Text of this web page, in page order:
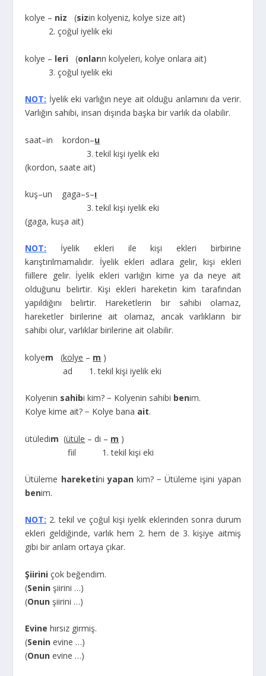
kolye – niz (sizin kolyeniz, kolye size ait)
2. çoğul iyelik eki
kolye – leri (onların kolyeleri, kolye onlara ait)
3. çoğul iyelik eki
NOT: İyelik eki varlığın neye ait olduğu anlamını da verir.
Varlığın sahibi, insan dışında başka bir varlık da olabilir.
saat–in kordon–u
3. tekil kişi iyelik eki
(kordon, saate ait)
kuş–un gaga–s–ı
3. tekil kişi iyelik eki
(gaga, kuşa ait)
NOT: İyelik ekleri ile kişi ekleri birbirine
karıştırılmamalıdır. İyelik ekleri adlara gelir, kişi ekleri
fiillere gelir. İyelik ekleri varlığın kime ya da neye ait
olduğunu belirtir. Kişi ekleri hareketin kim tarafından
yapıldığını belirtir. Hareketlerin bir sahibi olamaz,
hareketler birilerine ait olamaz, ancak varlıkların bir
sahibi olur, varlıklar birilerine ait olabilir.
kolyem (kolye – m )
ad 1. tekil kişi iyelik eki
Kolyenin sahibi kim? − Kolyenin sahibi benim.
Kolye kime ait? − Kolye bana ait.
ütüledim (ütüle – di – m )
fiil 1. tekil kişi eki
Ütüleme hareketiniyapankim? − Ütüleme işini yapan
benim.
NOT: 2. tekil ve çoğul kişi iyelik eklerinden sonra durum
ekleri geldiğinde, varlık hem 2. hem de 3. kişiye aitmiş
gibi bir anlam ortaya çıkar.
Şiirini çok beğendim.
(Senin şiirini …)
(Onun şiirini …)
Evine hırsız girmiş.
(Senin evine …)
(Onun evine …)